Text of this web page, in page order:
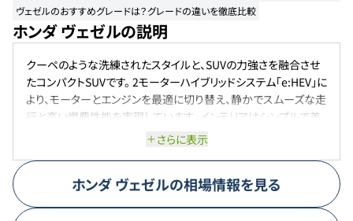
ヴェゼルのおすすめグレードは？グレードの違いを徹底比較
ホンダ ヴェゼルの説明
クーペのような洗練されたスタイルと、SUVの力強さを融合させ
たコンパクトSUVです。 2モーターハイブリッドシステム「e:HEV」に
より、モーターとエンジンを最適に切り替え、静かでスムーズな走
行と高い燃費性能を実現しています。 インテリアはシンプルで美
しく整理され、どの席に座っても快適な空間を提供。 また、先進の
備し、安全性も確保。 さらに、コネクテッド技術「Honda
CONNECT」により、車とスマートフォンの連携が可能で、利便性も
向上しています。
さらに表示
ホンダヴェゼルの相場情報を見る